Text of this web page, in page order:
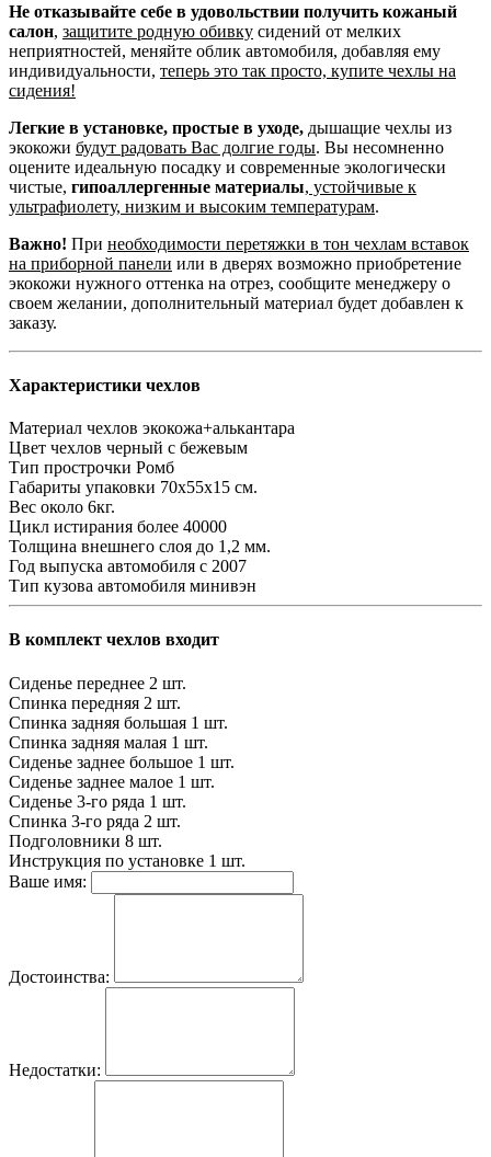
Не отказывайте себе в удовольствии получить кожаный
салон, защитите родную обивку сидений от мелких
неприятностей, меняйте облик автомобиля, добавляя ему
индивидуальности, теперь это так просто, купите чехлы на
сидения!
Легкие в установке, простые в уходе, дышащие чехлы из
экокожи будут радовать Вас долгие годы. Вы несомненно
оцените идеальную посадку и современные экологически
чистые, гипоаллергенные материалы, устойчивые к
ультрафиолету, низким и высоким температурам.
Важно! При необходимости перетяжки в тон чехлам вставок
на приборной панели или в дверях возможно приобретение
экокожи нужного оттенка на отрез, сообщите менеджеру о
своем желании, дополнительный материал будет добавлен к
заказу.
Характеристики чехлов
Материал чехлов экокожа+алькантара
Цвет чехлов черный с бежевым
Тип прострочки Ромб
Габариты упаковки 70х55х15 см.
Вес около 6кг.
Цикл истирания более 40000
Толщина внешнего слоя до 1,2 мм.
Год выпуска автомобиля с 2007
Тип кузова автомобиля минивэн
В комплект чехлов входит
Сиденье переднее 2 шт.
Спинка передняя 2 шт.
Спинка задняя большая 1 шт.
Спинка задняя малая 1 шт.
Сиденье заднее большое 1 шт.
Сиденье заднее малое 1 шт.
Сиденье 3-го ряда 1 шт.
Спинка 3-го ряда 2 шт.
Подголовники 8 шт.
Инструкция по установке 1 шт.
Ваше имя:
Достоинства:
Недостатки: